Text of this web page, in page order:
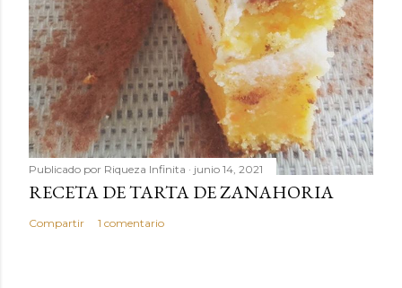
Publicado por Riqueza Infinita junio 14, 2021
RECETA DE TARTA DE ZANAHORIA
Compartir 1 comentario